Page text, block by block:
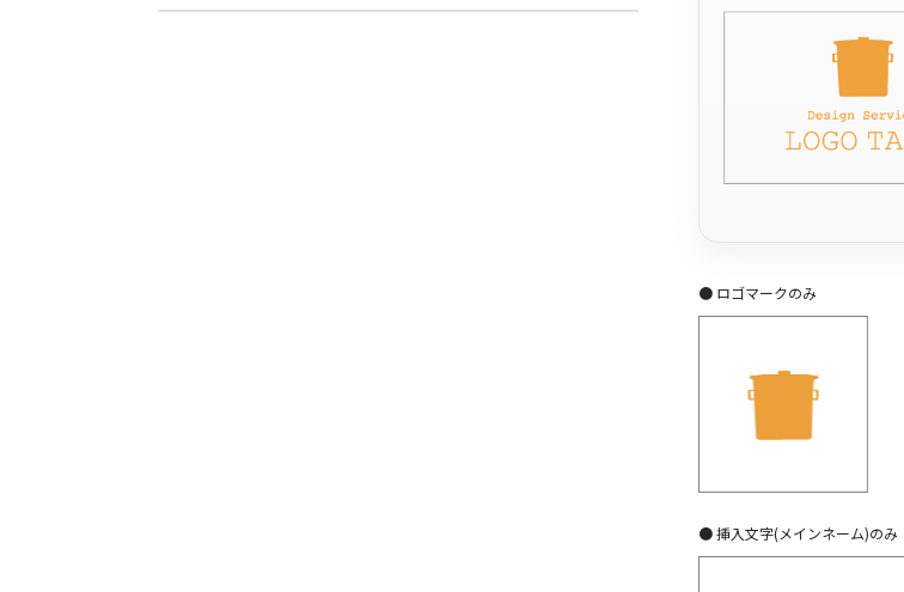
● ロゴマークのみ
● 挿入文字(メインネーム)のみ